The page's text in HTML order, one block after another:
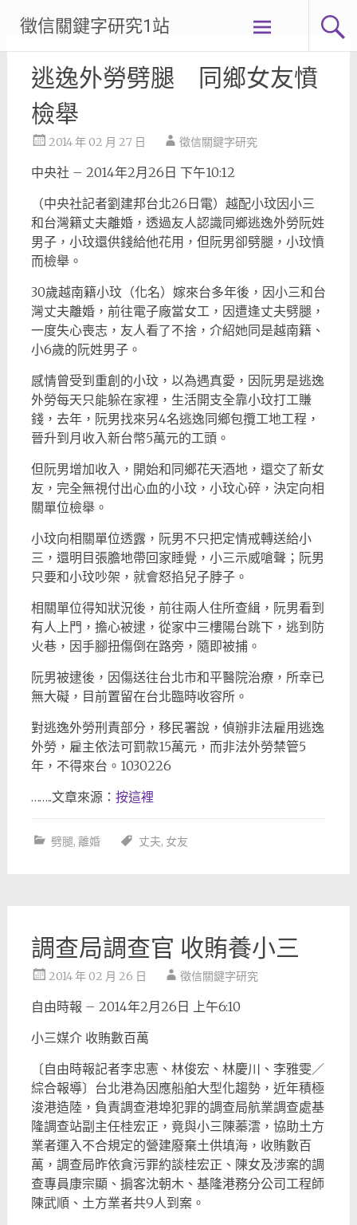
content
徵信關鍵字研究1站
逃逸外勞劈腿 同鄉女友憤
檢舉
2014 年 02 月 27 日 徵信關鍵字研究
中央社 – 2014年2月26日 下午10:12
（中央社記者劉建邦台北26日電）越配小玟因小三
和台灣籍丈夫離婚，透過友人認識同鄉逃逸外勞阮姓
男子，小玟還供錢給他花用，但阮男卻劈腿，小玟憤
而檢舉。
30歲越南籍小玟（化名）嫁來台多年後，因小三和台
灣丈夫離婚，前往電子廠當女工，因遭逢丈夫劈腿，
一度失心喪志，友人看了不捨，介紹她同是越南籍、
小6歲的阮姓男子。
感情曾受到重創的小玟，以為遇真愛，因阮男是逃逸
外勞每天只能躲在家裡，生活開支全靠小玟打工賺
錢，去年，阮男找來另4名逃逸同鄉包攬工地工程，
晉升到月收入新台幣5萬元的工頭。
但阮男增加收入，開始和同鄉花天酒地，還交了新女
友，完全無視付出心血的小玟，小玟心碎，決定向相
關單位檢舉。
小玟向相關單位透露，阮男不只把定情戒轉送給小
三，還明目張膽地帶回家睡覺，小三示威嗆聲；阮男
只要和小玟吵架，就會怒掐兒子脖子。
相關單位得知狀況後，前往兩人住所查緝，阮男看到
有人上門，擔心被逮，從家中三樓陽台跳下，逃到防
火巷，因手腳扭傷倒在路旁，隨即被捕。
阮男被逮後，因傷送往台北市和平醫院治療，所幸已
無大礙，目前置留在台北臨時收容所。
對逃逸外勞刑責部分，移民署說，偵辦非法雇用逃逸
外勞，雇主依法可罰款15萬元，而非法外勞禁管5
年，不得來台。1030226
……..文章來源： 按這裡
劈腿, 離婚 丈夫, 女友
調查局調查官 收賄養小三
2014 年 02 月 26 日 徵信關鍵字研究
自由時報 – 2014年2月26日 上午6:10
小三媒介 收賄數百萬
〔自由時報記者李忠憲、林俊宏、林慶川、李雅雯／
綜合報導〕台北港為因應船舶大型化趨勢，近年積極
浚港造陸，負責調查港埠犯罪的調查局航業調查處基
隆調查站副主任桂宏正，竟與小三陳蓁澐，協助土方
業者運入不合規定的營建廢棄土供填海，收賄數百
萬，調查局昨依貪污罪約談桂宏正、陳女及涉案的調
查專員康宗顯、掮客沈朝木、基隆港務分公司工程師
陳武順、土方業者共9人到案。